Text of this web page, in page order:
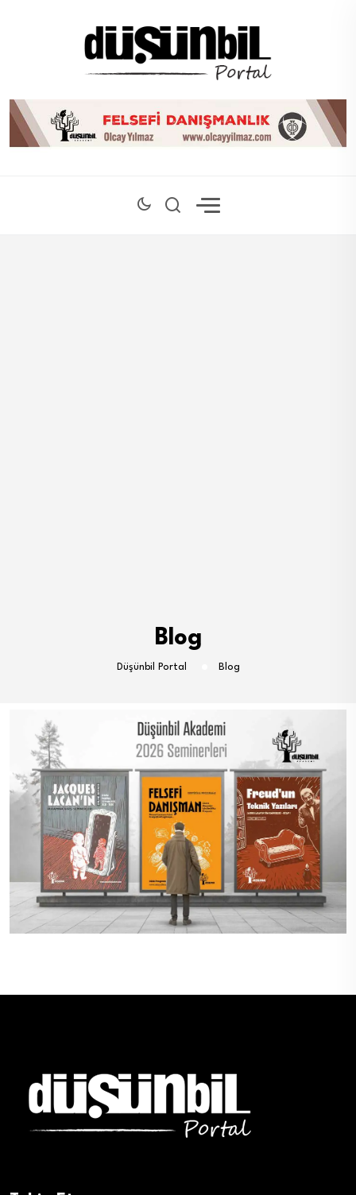
Blog
Düşünbil Portal Blog